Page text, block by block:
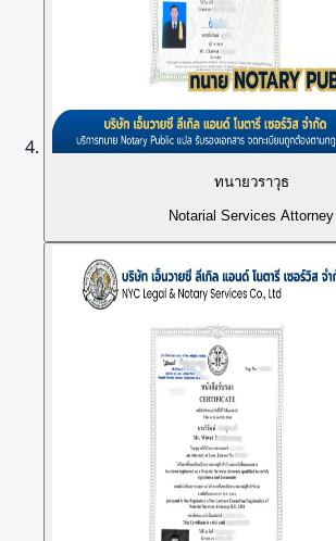
ทนายวราวุธ
Notarial Services Attorney